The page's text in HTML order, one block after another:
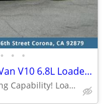
• • •
Ford E350 EXTENDED Cargo Work Van V10 6.8L Loaded 1-Ton Low Miles
Great Power & Hauling Capability! Loaded 1-Ton